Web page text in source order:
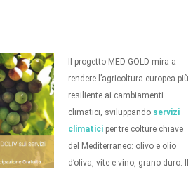
Il progetto MED-GOLD mira a
rendere l’agricoltura europea più
resiliente ai cambiamenti
climatici, sviluppando servizi
climatici per tre colture chiave
del Mediterraneo: olivo e olio
d’oliva, vite e vino, grano duro. Il